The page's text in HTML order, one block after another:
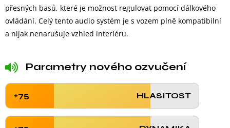
přesných basů, které je možnost regulovat pomocí dálkového
ovládání. Celý tento audio systém je s vozem plně kompatibilní
a nijak nenarušuje vzhled interiéru.
Parametry nového ozvučení
HLASITOST
+75